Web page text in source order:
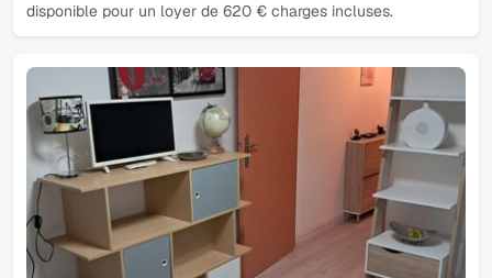
disponible pour un loyer de 620 € charges incluses.